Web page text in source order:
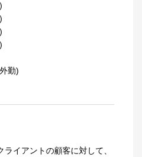
勤)
イアントの顧客に対して、